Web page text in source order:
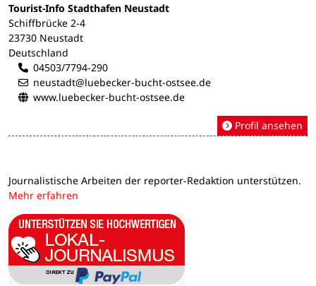
Tourist-Info Stadthafen Neustadt
Schiffbrücke 2-4
23730 Neustadt
Deutschland
04503/7794-290
neustadt@luebecker-bucht-ostsee.de
www.luebecker-bucht-ostsee.de
Profil ansehen
Journalistische Arbeiten der reporter-Redaktion unterstützen.
Mehr erfahren